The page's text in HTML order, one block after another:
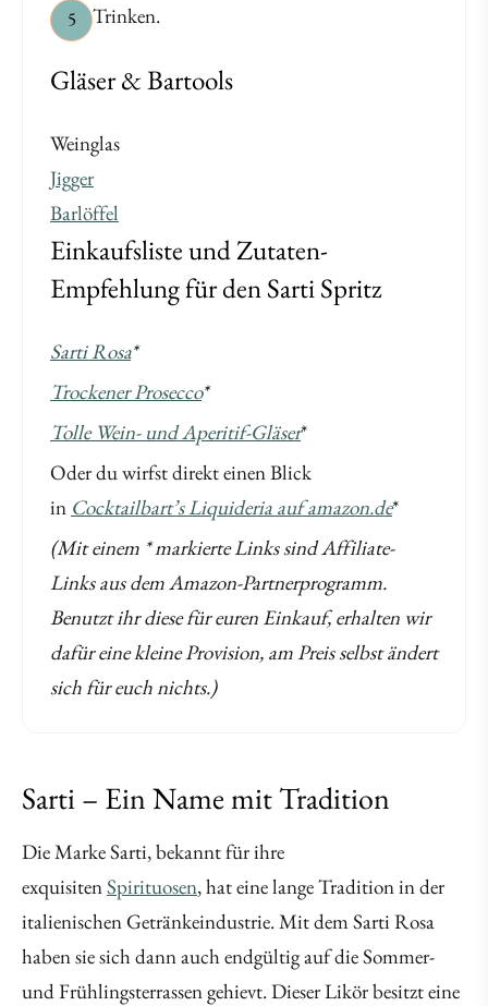
5 Trinken.
Gläser & Bartools
Weinglas
Jigger
Barlöffel
Einkaufsliste und Zutaten-
Empfehlung für den Sarti Spritz
Sarti Rosa*
Trockener Prosecco*
Tolle Wein- und Aperitif-Gläser*
Oder du wirfst direkt einen Blick
in Cocktailbart’s Liquideria auf amazon.de*
(Mit einem * markierte Links sind Affiliate-
Links aus dem Amazon-Partnerprogramm.
Benutzt ihr diese für euren Einkauf, erhalten wir
dafür eine kleine Provision, am Preis selbst ändert
sich für euch nichts.)
Sarti – Ein Name mit Tradition
Die Marke Sarti, bekannt für ihre
exquisitenSpirituosen, hat eine lange Tradition in der
italienischen Getränkeindustrie. Mit dem Sarti Rosa
haben sie sich dann auch endgültig auf die Sommer-
und Frühlingsterrassen gehievt. Dieser Likör besitzt eine